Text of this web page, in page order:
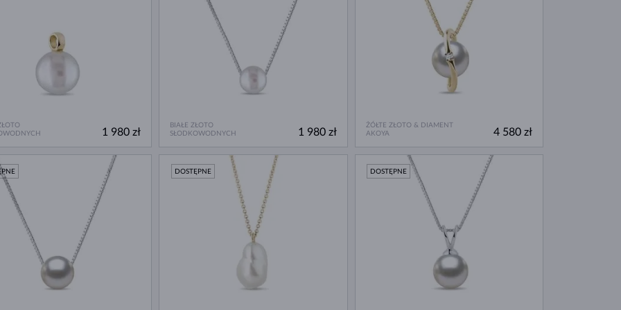
1 980 zł
BIAŁE ZŁOTO
SŁODKOWODNYCH
1 980 zł
ŻÓŁTE ZŁOTO & DIAMENT
AKOYA
4 580 zł
DOSTĘPNE DOSTĘPNE